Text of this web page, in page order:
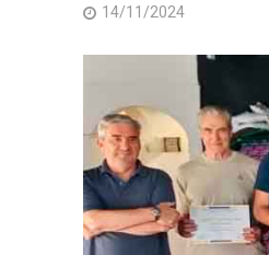
14/11/2024